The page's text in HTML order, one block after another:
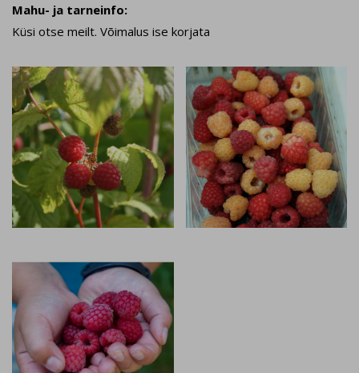
Mahu- ja tarneinfo:
Küsi otse meilt. Võimalus ise korjata